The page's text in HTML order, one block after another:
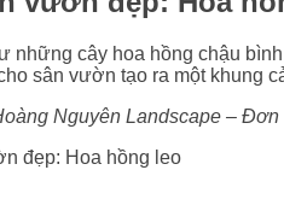
những cây hoa hồng chậu
sân vườn tạo ra một khung
Nguyên Landscape –